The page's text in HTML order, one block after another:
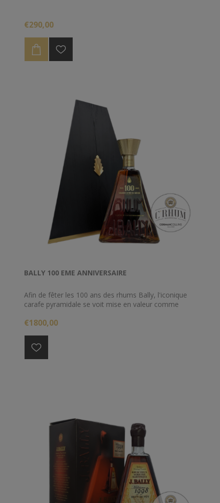
€290,00
BALLY 100 EME ANNIVERSAIRE
Afin de fêter les 100 ans des rhums Bally, l'iconique
carafe pyramidale se voit mise en valeur comme
assemblage d'exception a été réalisé.
Cette magnifique carafe est composé des millésimes
les plus prestigueux de la maison Bally. Assemblé
par Marc Sassier, cette derière contient des rhums
€1800,00